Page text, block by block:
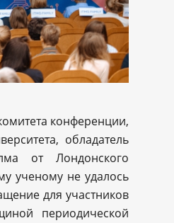
конференции,
обладатель
от Лондонского
ученому не удалось
для участников
периодической